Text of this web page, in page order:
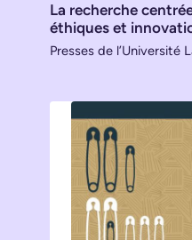
La recherche
éthiques et
Presses de l’Université